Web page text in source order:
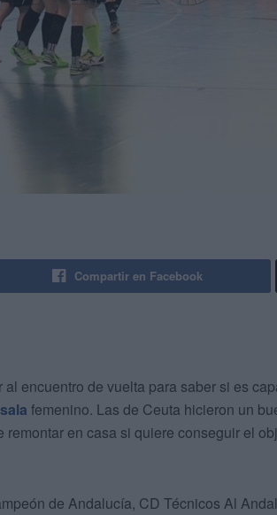
Compartir en Facebook
al encuentro de vuelta para saber si es
femenino. Las de Ceuta hicieron un
en casa si quiere conseguir el
de Andalucía, CD Técnicos Al